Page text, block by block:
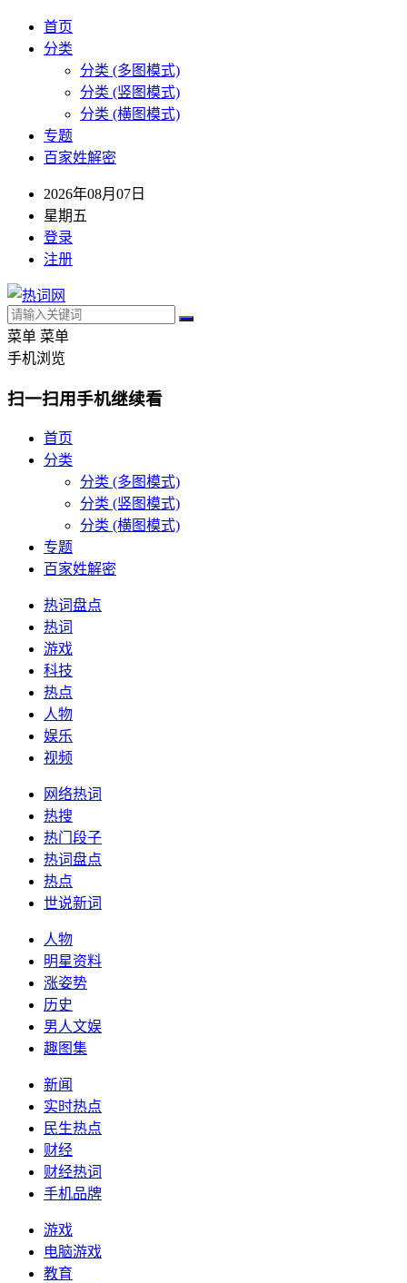
首页
分类
分类 (多图模式)
分类 (竖图模式)
分类 (横图模式)
专题
百家姓解密
2026年08月07日
星期五
登录
注册
菜单 菜单
手机浏览
扫一扫用手机继续看
首页
分类
分类 (多图模式)
分类 (竖图模式)
分类 (横图模式)
专题
百家姓解密
热词盘点
热词
游戏
科技
热点
人物
娱乐
视频
网络热词
热搜
热门段子
热词盘点
热点
世说新词
人物
明星资料
涨姿势
历史
男人文娱
趣图集
新闻
实时热点
民生热点
财经
财经热词
手机品牌
游戏
电脑游戏
教育